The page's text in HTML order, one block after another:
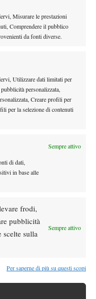
Misurare le prestazioni
Comprendere il pubblico
da fonti diverse.
Utilizzare dati limitati per
personalizzata,
Creare profili per
per la selezione di contenuti
Sempre attivo
di dati,
in base alle
frodi,
pubblicità
scelte sulla
Sempre attivo
Per saperne di più su questi scopi
ore a Milano:
in vista della tournée
rendere i
a quasi 40 anni entra